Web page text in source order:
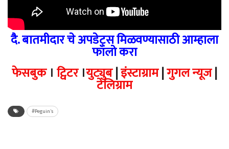
दै. बातमीदार चे अपडेट्स मिळवण्यासाठी आम्हाला
फॉलो करा
फेसबुक। ट्विटर।युट्युब|इंस्टाग्राम|गुगल न्यूज|
टेलिग्राम
#Peguin's